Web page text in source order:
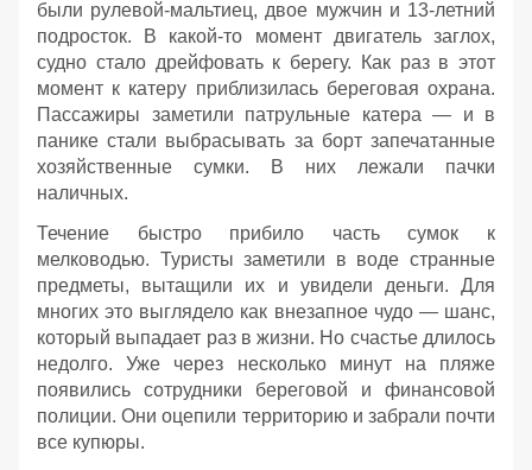
были рулевой‑мальтиец, двое мужчин и 13‑летний
подросток. В какой‑то момент двигатель заглох,
судно стало дрейфовать к берегу. Как раз в этот
момент к катеру приблизилась береговая охрана.
Пассажиры заметили патрульные катера — и в
панике стали выбрасывать за борт запечатанные
хозяйственные сумки. В них лежали пачки
наличных.
Течение быстро прибило часть сумок к
мелководью. Туристы заметили в воде странные
предметы, вытащили их и увидели деньги. Для
многих это выглядело как внезапное чудо — шанс,
который выпадает раз в жизни. Но счастье длилось
недолго. Уже через несколько минут на пляже
появились сотрудники береговой и финансовой
полиции. Они оцепили территорию и забрали почти
все купюры.